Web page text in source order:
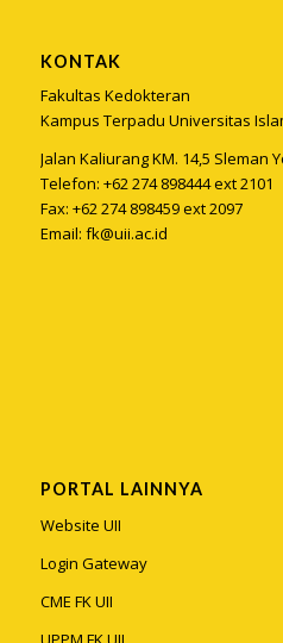
KONTAK
Fakultas Kedokteran
Kampus Terpadu Universitas
Jalan Kaliurang KM. 14,5 Sleman
Telefon: +62 274 898444 ext 2101
Fax: +62 274 898459 ext 2097
Email: fk@uii.ac.id
PORTAL LAINNYA
Website UII
Login Gateway
CME FK UII